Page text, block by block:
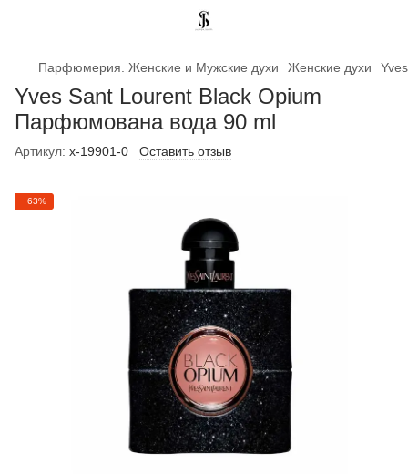
Парфюмерия. Женские и Мужские духи Женские духи
Yves Sant Lourent Black Opium
Парфюмована вода 90 ml
Артикул: x-19901-0 Оставить отзыв
−63%